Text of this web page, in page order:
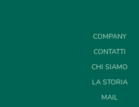
COMPANY
CONTATTI
CHI SIAMO
LA STORIA
MAIL